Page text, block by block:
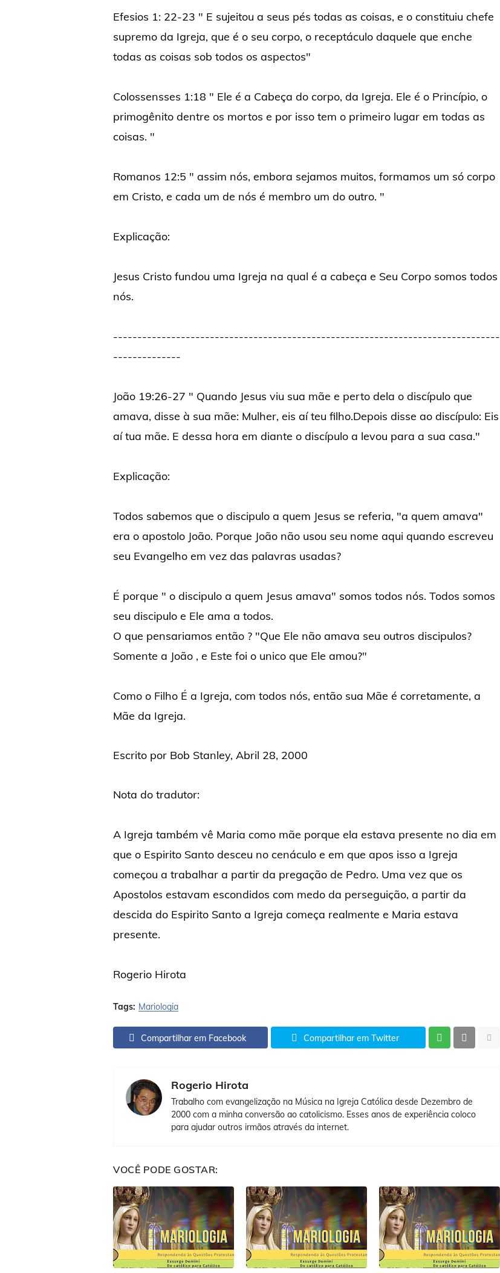
Efesios 1: 22-23 " E sujeitou a seus pés todas as coisas, e o constituiu chefe
supremo da Igreja, que é o seu corpo, o receptáculo daquele que enche
todas as coisas sob todos os aspectos"
Colossensses 1:18 " Ele é a Cabeça do corpo, da Igreja. Ele é o Princípio, o
primogênito dentre os mortos e por isso tem o primeiro lugar em todas as
coisas. "
Romanos 12:5 " assim nós, embora sejamos muitos, formamos um só corpo
em Cristo, e cada um de nós é membro um do outro. "
Explicação:
Jesus Cristo fundou uma Igreja na qual é a cabeça e Seu Corpo somos todos
nós.
--------------------------------------------------------------------------------
--------------
João 19:26-27 " Quando Jesus viu sua mãe e perto dela o discípulo que
amava, disse à sua mãe: Mulher, eis aí teu filho.Depois disse ao discípulo: Eis
aí tua mãe. E dessa hora em diante o discípulo a levou para a sua casa."
Explicação:
Todos sabemos que o discipulo a quem Jesus se referia, "a quem amava"
era o apostolo João. Porque João não usou seu nome aqui quando escreveu
seu Evangelho em vez das palavras usadas?
É porque " o discipulo a quem Jesus amava" somos todos nós. Todos somos
seu discipulo e Ele ama a todos.
O que pensariamos então ? "Que Ele não amava seu outros discipulos?
Somente a João , e Este foi o unico que Ele amou?"
Como o Filho É a Igreja, com todos nós, então sua Mãe é corretamente, a
Mãe da Igreja.
Escrito por Bob Stanley, Abril 28, 2000
Nota do tradutor:
A Igreja também vê Maria como mãe porque ela estava presente no dia em
que o Espirito Santo desceu no cenáculo e em que apos isso a Igreja
começou a trabalhar a partir da pregação de Pedro. Uma vez que os
Apostolos estavam escondidos com medo da perseguição, a partir da
descida do Espirito Santo a Igreja começa realmente e Maria estava
presente.
Rogerio Hirota
Tags: Mariologia
Compartilhar em Facebook Compartilhar em Twitter
Rogerio Hirota
Trabalho com evangelização na Música na Igreja Católica desde Dezembro de
2000 com a minha conversão ao catolicismo. Esses anos de experiência coloco
para ajudar outros irmãos através da internet.
VOCÊ PODE GOSTAR: